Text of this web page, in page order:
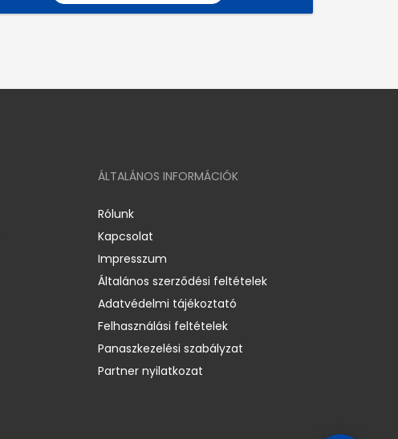
ÁLTALÁNOS INFORMÁCIÓK
Rólunk
Kapcsolat
Impresszum
Általános szerződési feltételek
Adatvédelmi tájékoztató
Felhasználási feltételek
Panaszkezelési szabályzat
Partner nyilatkozat